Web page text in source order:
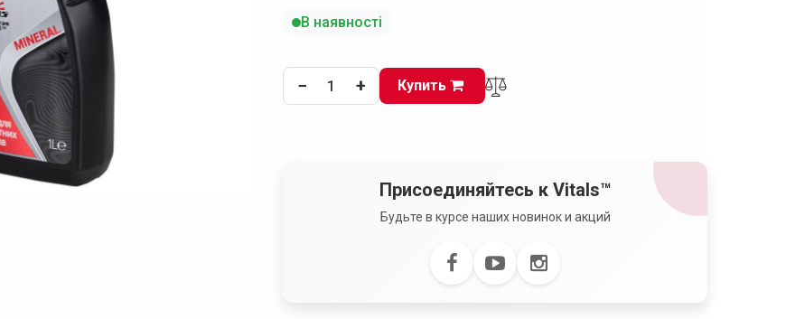
В наявності
− + Купить
Присоединяйтесь к Vitals™
Будьте в курсе наших новинок и акций